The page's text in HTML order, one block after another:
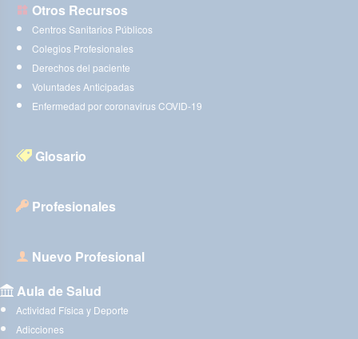
Otros Recursos
Centros Sanitarios Públicos
Colegios Profesionales
Derechos del paciente
Voluntades Anticipadas
Enfermedad por coronavirus COVID-19
Glosario
Profesionales
Nuevo Profesional
Aula de Salud
Actividad Física y Deporte
Adicciones